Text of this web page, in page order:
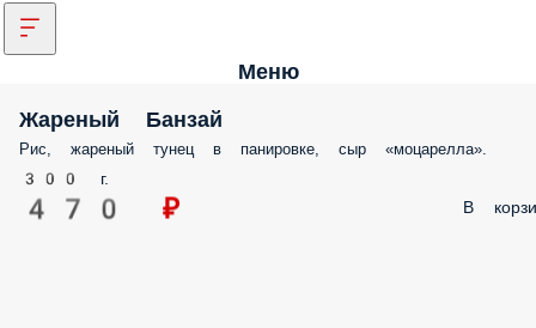
Меню
Жареный Банзай
Рис, жареный тунец в панировке, сыр «моцарелла».
300 г.
470 ₽ В